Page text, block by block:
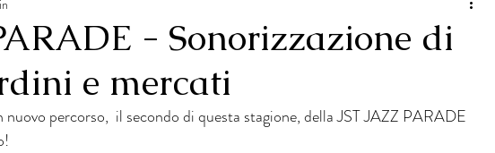
- Sonorizzazione di
e mercati
percorso,  il secondo di questa stagione, della JST JAZZ PARADE